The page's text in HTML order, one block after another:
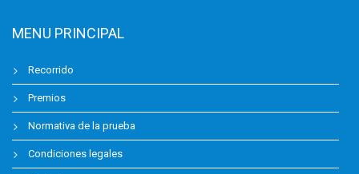
MENU PRINCIPAL
Recorrido
Premios
Normativa de la prueba
Condiciones legales